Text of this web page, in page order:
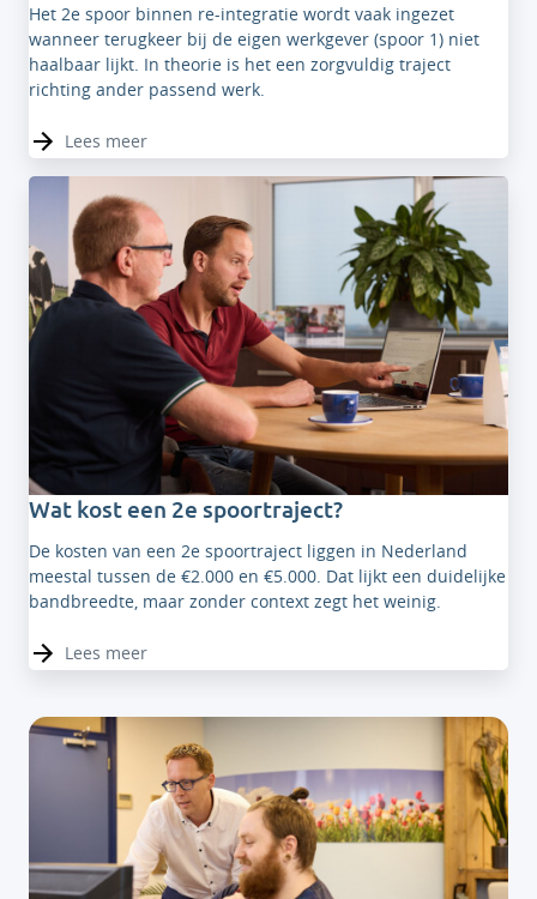
Het 2e spoor binnen re-integratie wordt vaak ingezet
wanneer terugkeer bij de eigen werkgever (spoor 1) niet
haalbaar lijkt. In theorie is het een zorgvuldig traject
richting ander passend werk.
Lees meer
Wat kost een 2e spoortraject?
De kosten van een 2e spoortraject liggen in Nederland
meestal tussen de €2.000 en €5.000. Dat lijkt een duidelijke
bandbreedte, maar zonder context zegt het weinig.
Lees meer